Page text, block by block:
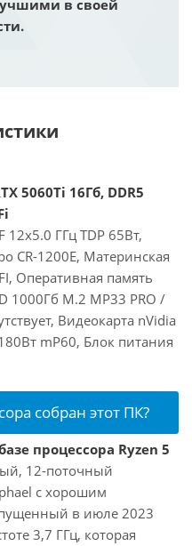
в своей
5060Ti 16Гб, DDR5
12x5.0 ГГц TDP 65Вт,
CR-1200E, Материнская
Оперативная память
1000Гб M.2 MP33 PRO /
Видеокарта nVidia
mP60, Блок питания
собран этот ПК?
процессора Ryzen 5
12-поточный
с хорошим
в июле 2023
3,7 ГГц, которая